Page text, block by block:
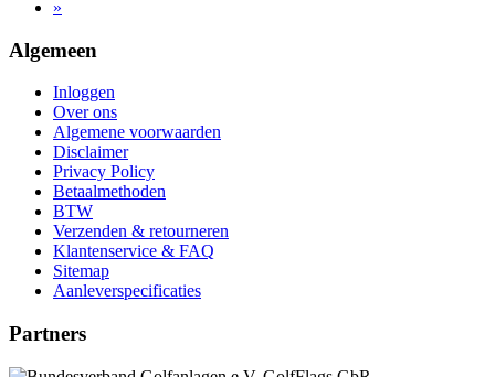
»
Algemeen
Inloggen
Over ons
Algemene voorwaarden
Disclaimer
Privacy Policy
Betaalmethoden
BTW
Verzenden & retourneren
Klantenservice & FAQ
Sitemap
Aanleverspecificaties
Partners